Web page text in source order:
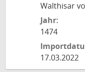
Walthisar
Jahr:
1474
17.03.2022